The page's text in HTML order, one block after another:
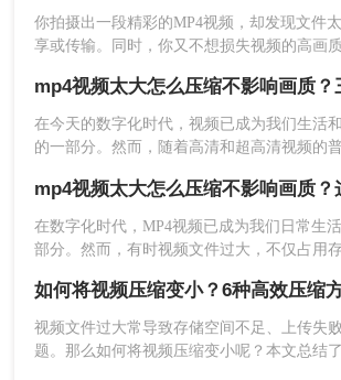
点。下面以转转大师在线视频压缩操作
操作如下：
1、打开在线视频压缩网址：
https://pdftoword.55.la/videocompress/
你拍摄出一段精彩的MP4视频，却发现文件
享或传输。同时，你又不想损失视频的高画
影响画质，以便方便分享，同时保持高画质
在今天的数字化时代，视频已成为我们生活
的一部分。然而，随着高清和超高清视频的
能会带来诸多困扰。因此，探索一种不影响画
缩方法变得尤为重要。那么mp4视频太大怎么
呢？在本文中，我们将介绍三种有效途径，
频文件，同时保持优质的画质。
在数字化时代，MP4视频已成为我们日常生
部分。然而，有时视频文件过大，不仅占用
MP4视频文件，成为了一个值得探讨的问题。
大怎么压缩不影响画质呢？本文将为您介绍
且不影响画质的方法。
如何将视频压缩变小？6种高效压缩
视频文件过大常导致存储空间不足、上传失
题。那么如何将视频压缩变小呢？本文总结